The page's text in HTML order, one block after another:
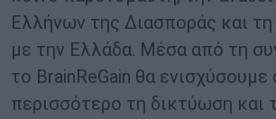
Ελλήνων της Διασποράς και
με την Ελλάδα. Μέσα από τη
το BrainReGain θα ενισχύσουμε
περισσότερο τη δικτύωση και